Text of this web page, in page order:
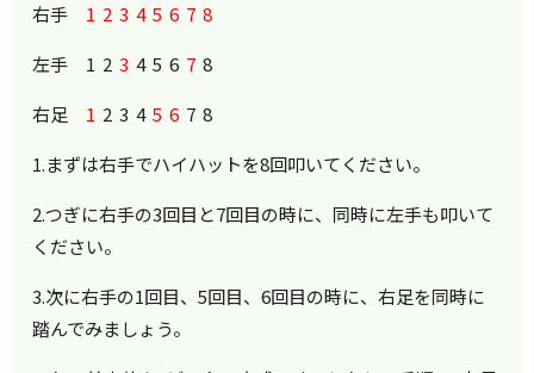
右手 1 2 3 4 5 6 7 8
左手 1 2 3 4 5 6 7 8
右足 1 2 3 45 6 7 8
1.まずは右手でハイハットを8回叩いてください。
2.つぎに右手の3回目と7回目の時に、同時に左手も叩いて
ください。
3.次に右手の1回目、5回目、6回目の時に、右足を同時に
踏んでみましょう。